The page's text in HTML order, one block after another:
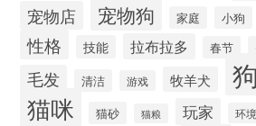
宠物店 宠物狗 家庭 小狗
性格 技能 拉布拉多 春节
毛发 清洁 游戏 牧羊犬
猫咪 猫砂 猫粮 玩家 环境